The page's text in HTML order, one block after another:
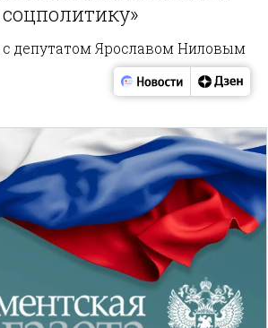
соцполитику»
депутатом Ярославом Ниловым